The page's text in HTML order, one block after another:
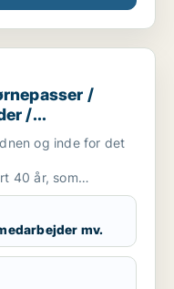
/ tjener /
/
/
og inde for det
40 år, som
da jeg
af mit liv, men
hvor jeg har
være i butik.
mv.